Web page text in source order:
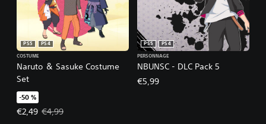
Naruto ＆ Sasuke Costume
Set
PS5
PS4
COSTUME
-50 %
€2,49
Prix de l'offre : €2,49 Prix initial : €4,99
€4,99
NBUNSC - DLC Pack 5
PS5
PS4
PERSONNAGE
€5,99